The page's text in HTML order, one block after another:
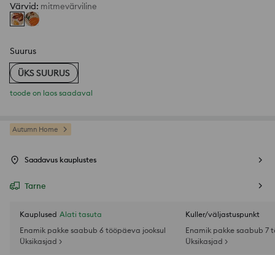
Värvid: mitmevärviline
Suurus
ÜKS SUURUS
toode on laos saadaval
Autumn Home
Saadavus kauplustes
Tarne
Kauplused Alati tasuta
Enamik pakke saabub 6 tööpäeva jooksul
Üksikasjad >
Kuller/väljastuspunkt
Enamik pakke saabub 7
Üksikasjad >